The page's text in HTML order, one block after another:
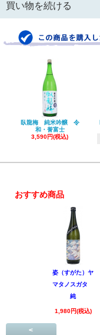
買い物を続ける
臥龍梅 純米吟醸 令
和・誉富士
3,590円(税込)
おすすめ商品
姿（すがた）ヤ
マタノスガタ
純
1,980円(税込)
<